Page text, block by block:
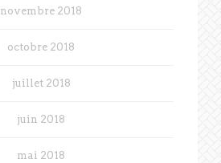
novembre 2018
octobre 2018
juillet 2018
juin 2018
mai 2018